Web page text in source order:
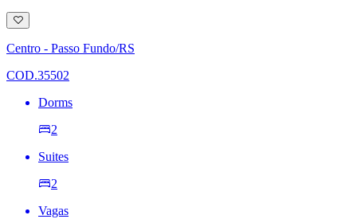
Adicionar
à
lista
de
Centro - Passo Fundo/RS
COD.35502
Dorms
2
Suites
2
Vagas